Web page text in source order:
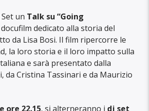
un Talk su “Going
docufilm dedicato alla storia del
da Lisa Bosi. Il film ripercorre le
la loro storia e il loro impatto sulla
e sarà presentato dalla
da Cristina Tassinari e da Maurizio
ore 22.15, si alterneranno i dj set